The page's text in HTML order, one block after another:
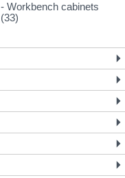
- Workbench cabinets
(33)